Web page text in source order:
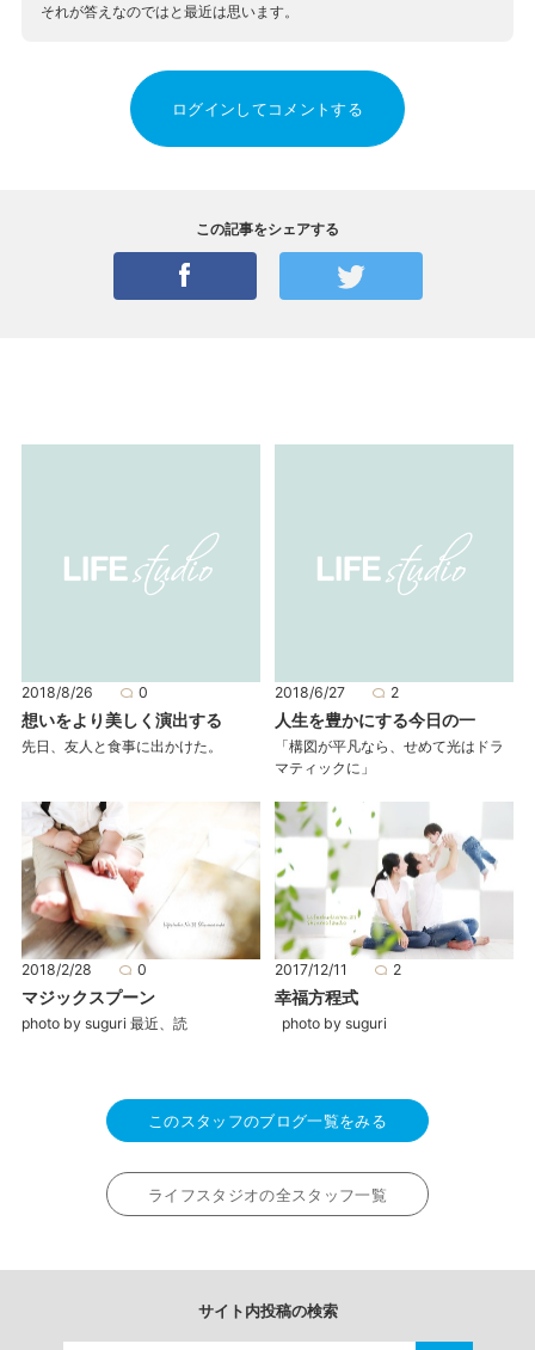
それが答えなのではと最近は思います。
ログインしてコメントする
この記事をシェアする
2018/8/26 0
想いをより美しく演出する
先日、友人と食事に出かけた。
2018/6/27 2
人生を豊かにする今日の一
「構図が平凡なら、せめて光はドラ
マティックに」
2018/2/28 0
マジックスプーン
photo by suguri 最近、読
2017/12/11 2
幸福方程式
photo by suguri
このスタッフのブログ一覧をみる
ライフスタジオの全スタッフ一覧
サイト内投稿の検索